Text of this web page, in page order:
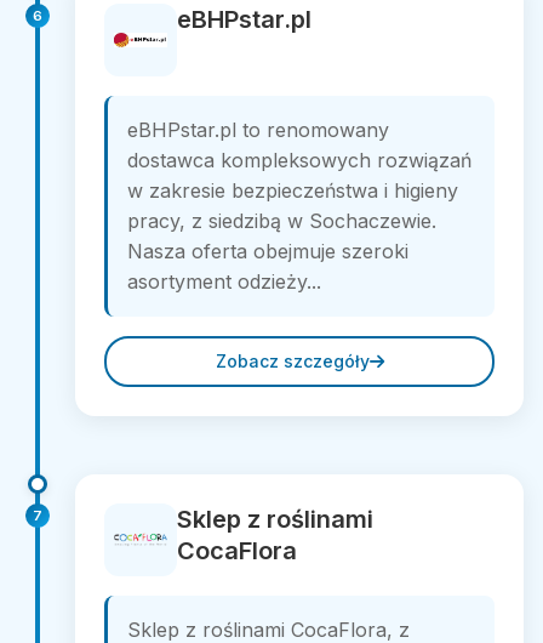
6 eBHPstar.pl
eBHPstar.pl to renomowany
dostawca kompleksowych rozwiązań
w zakresie bezpieczeństwa i higieny
pracy, z siedzibą w Sochaczewie.
Nasza oferta obejmuje szeroki
asortyment odzieży...
Zobacz szczegóły
7
Sklep z roślinami
CocaFlora
Sklep z roślinami CocaFlora, z